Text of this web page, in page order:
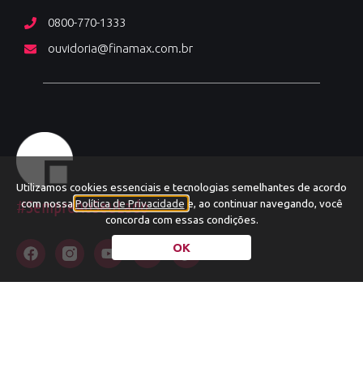
0800-770-1333
ouvidoria@finamax.com.br
#SempreAoSeuLado
Utilizamos cookies essenciais e tecnologias semelhantes de acordo
com nossaPolítica de Privacidade e, ao continuar navegando, você
concorda com essas condições.
OK